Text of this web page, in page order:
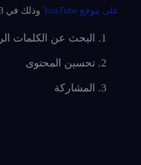
على موقع YouTube
وذلك في 3 مجالات رئيسية:
البحث عن الكلمات
تحسين المحتوى
المشاركة